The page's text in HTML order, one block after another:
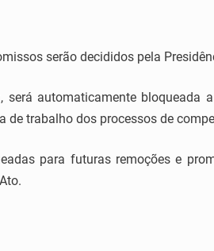
serão decididos pela
será automaticamente
de trabalho dos processos de
para futuras remoções e